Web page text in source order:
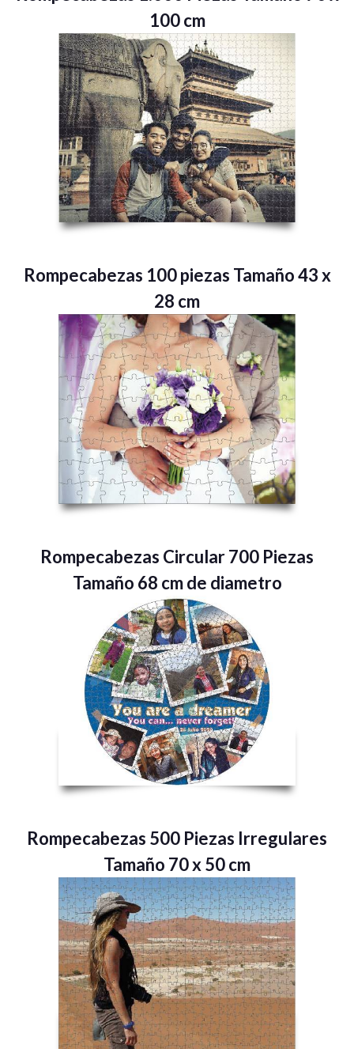
100 cm
Rompecabezas 100 piezas Tamaño 43 x
28 cm
Rompecabezas Circular 700 Piezas
Tamaño 68 cm de diametro
Rompecabezas 500 Piezas Irregulares
Tamaño 70 x 50 cm